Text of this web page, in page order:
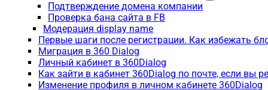
Подтверждение домена компании
Проверка бана сайта в FB
Модерация display name
Первые шаги после регистрации. Как избежать
Миграция в 360 Dialog
Личный кабинет в 360Dialog
Как зайти в кабинет 360Dialog по почте, если вы
Изменение профиля в личном кабинете 360Dialog